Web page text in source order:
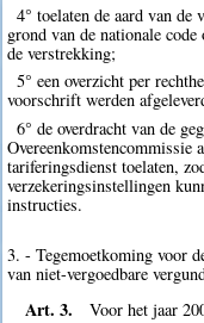
4° toelaten de aard van
grond van de nationale
de verstrekking;
5° een overzicht per
voorschrift werden
6° de overdracht van de
Overeenkomstencommissie
tariferingsdienst toelaten,
verzekeringsinstellingen
instructies.
3. - Tegemoetkoming voor
van niet-vergoedbare
Art. 3.
Voor het jaar